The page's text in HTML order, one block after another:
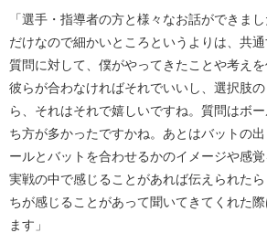
「選手・指導者の方と様々なお話ができま
だけなので細かいところというよりは、共
質問に対して、僕がやってきたことや考え
彼らが合わなければそれでいいし、選択肢
ら、それはそれで嬉しいですね。質問はボ
ち方が多かったですかね。あとはバットの
ールとバットを合わせるかのイメージや感
実戦の中で感じることがあれば伝えられた
ちが感じることがあって聞いてきてくれた
ます」